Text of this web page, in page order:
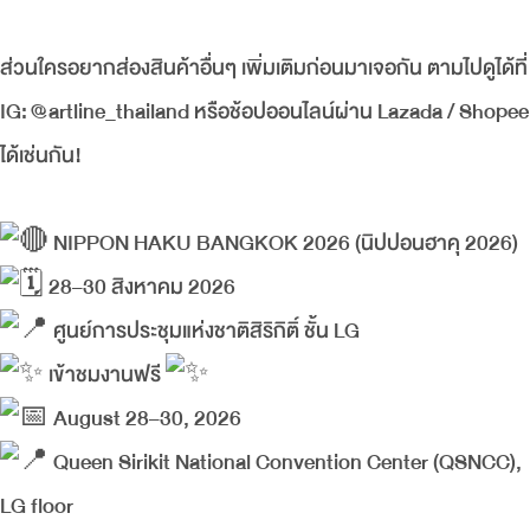
ส่วนใครอยากส่องสินค้าอื่นๆ เพิ่มเติมก่อนมาเจอกัน ตามไปดูได้ที่
IG: @artline_thailand หรือช้อปออนไลน์ผ่าน Lazada / Shopee
ได้เช่นกัน!
NIPPON HAKU BANGKOK 2026 (นิปปอนฮาคุ 2026)
28–30 สิงหาคม 2026
ศูนย์การประชุมแห่งชาติสิริกิติ์ ชั้น LG
เข้าชมงานฟรี
August 28–30, 2026
Queen Sirikit National Convention Center (QSNCC),
LG floor